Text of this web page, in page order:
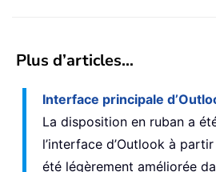
Plus d’articles…
Interface principale
La disposition en ruban a
l’interface d’Outlook à
été légèrement améliorée